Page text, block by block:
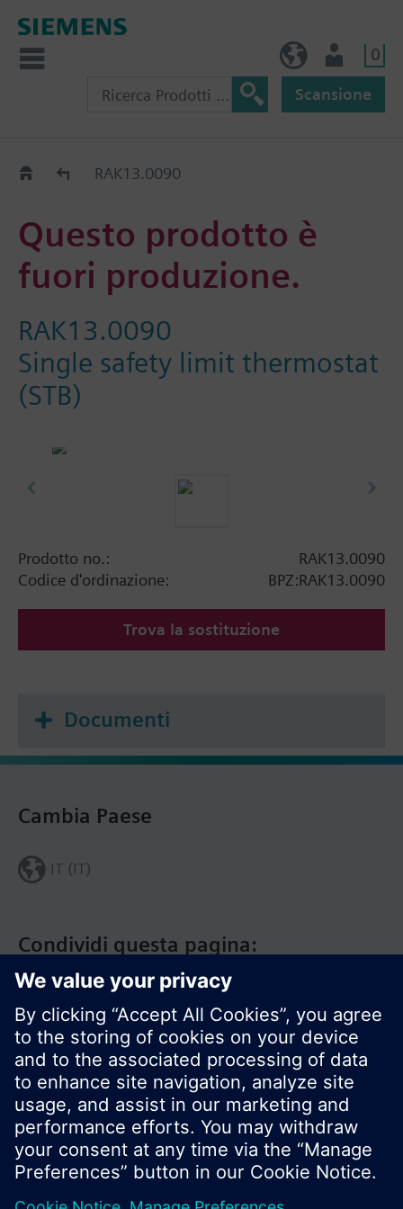
0
Scansione
Old2NewRAK13.0090
Questo prodotto è
fuori produzione.
RAK13.0090
Single safety limit thermostat
(STB)
Prodotto no.:
RAK13.0090
Codice d'ordinazione:
BPZ:RAK13.0090
Trova la sostituzione
Documenti
Condividi questa pagina:
Cambia Paese
IT (IT)
Siemens Italia